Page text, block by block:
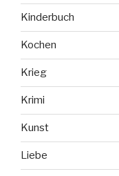
Kinderbuch
Kochen
Krieg
Krimi
Kunst
Liebe